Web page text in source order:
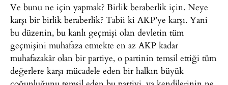
Ve bunu ne için yapmak? Birlik beraberlik için. Neye
karşı bir birlik beraberlik? Tabii ki AKP’ye karşı. Yani
bu düzenin, bu kanlı geçmişi olan devletin tüm
geçmişini muhafaza etmekte en az AKP kadar
muhafazakâr olan bir partiye, o partinin temsil ettiği tüm
değerlere karşı mücadele eden bir halkın büyük